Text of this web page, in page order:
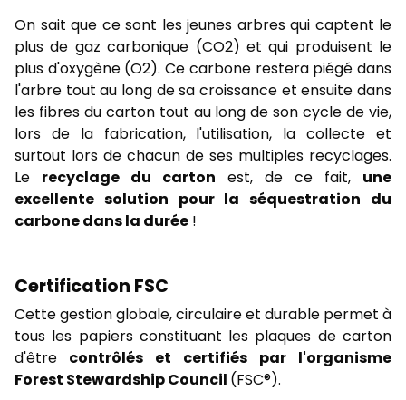
On sait que ce sont les jeunes arbres qui captent le
plus de gaz carbonique (CO2) et qui produisent le
plus d'oxygène (O2). Ce carbone restera piégé dans
l'arbre tout au long de sa croissance et ensuite dans
les fibres du carton tout au long de son cycle de vie,
lors de la fabrication, l'utilisation, la collecte et
surtout lors de chacun de ses multiples recyclages.
Le recyclage du carton est, de ce fait, une
excellente solution pour la séquestration du
carbone dans la durée !
Certification FSC
Cette gestion globale, circulaire et durable permet à
tous les papiers constituant les plaques de carton
d'être contrôlés et certifiés par l'organisme
Forest Stewardship Council (FSC®).